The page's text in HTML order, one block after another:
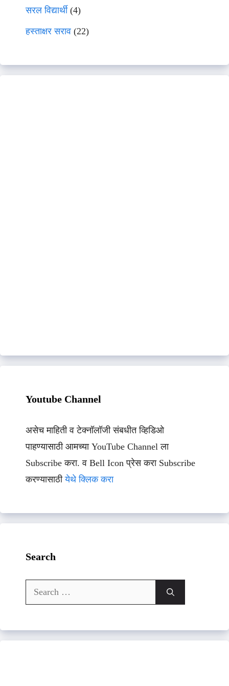
सरल विद्यार्थी(4)
हस्ताक्षर सराव (22)
Youtube Channel
असेच माहिती व टेक्नॉलॉजी संबधीत व्हिडिओ
पाहण्यासाठी आमच्या YouTube Channel ला
Subscribe करा. व Bell Icon प्रेस करा Subscribe
करण्यासाठीयेथे क्लिक करा
Search
Search
for: